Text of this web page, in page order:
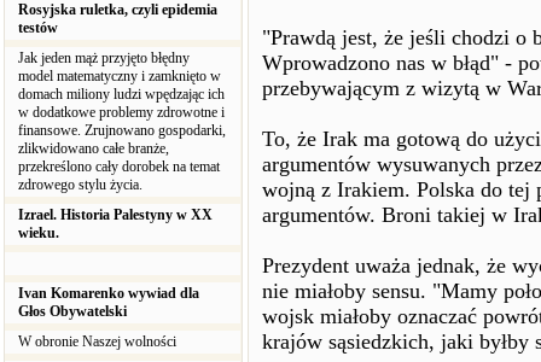
Rosyjska ruletka, czyli epidemia
testów
Jak jeden mąż przyjęto błędny
model matematyczny i zamknięto w
domach miliony ludzi wpędzając ich
w dodatkowe problemy zdrowotne i
finansowe. Zrujnowano gospodarki,
zlikwidowano całe branże,
przekreślono cały dorobek na temat
zdrowego stylu życia.
Izrael. Historia Palestyny w XX
wieku.
Ivan Komarenko wywiad dla
Głos Obywatelski
W obronie Naszej wolności
"Prawdą jest, że jeśli chodzi o
Wprowadzono nas w błąd" -
przebywającym z wizytą w
To, że Irak ma gotową do
argumentów wysuwanych
wojną z Irakiem. Polska do tej
argumentów. Broni takiej w
Prezydent uważa jednak, że
nie miałoby sensu. "Mamy
wojsk miałoby oznaczać
krajów sąsiedzkich, jaki byłby